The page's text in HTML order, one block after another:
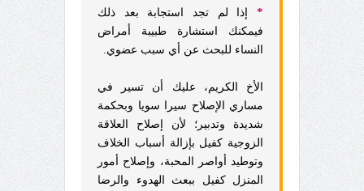
*
إذا لم تجد استجابة بعد ذلك
فيمكنك استشارة طبيبة أمراض
النساء للبحث عن أي سبب عضوي.
الأخ الكريم، عليك أن تسير في
مساري الإصلاح سيرا سويا وبحكمة
شديدة وتدبير؛ لأن إصلاح العلاقة
الزوجية كفيل بإزالة أسباب الخلاف
وتوطيد أواصر المحبة، وإصلاح أمور
المنزل كفيل ببعث الهدوء والرضا